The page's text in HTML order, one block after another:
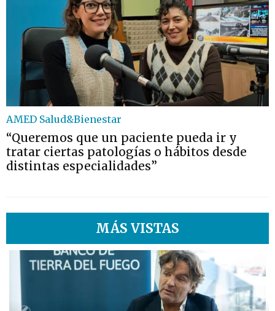
AMED Salud&Bienestar
“Queremos que un paciente pueda ir y
tratar ciertas patologías o hábitos desde
distintas especialidades”
MÁS VISTAS
1